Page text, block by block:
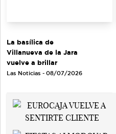
La basílica de
Villanueva de la Jara
vuelve a brillar
Las Noticias - 08/07/2026